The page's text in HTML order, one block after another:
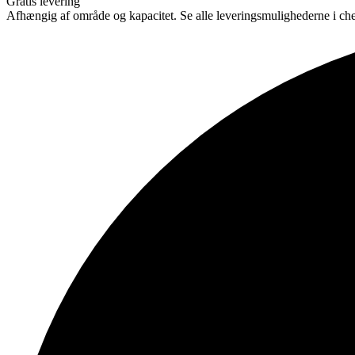
Afhængig af område og kapacitet. Se alle leveringsmulighederne i